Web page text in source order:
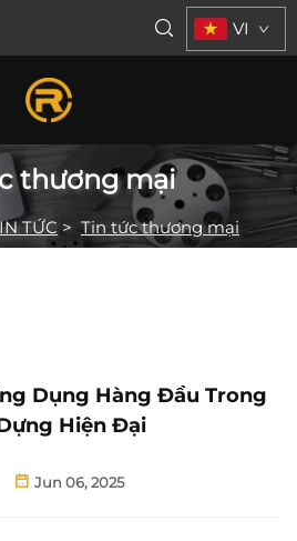
VI
thương mại
TỨC > Tin tức thương mại
Dụng Hàng Đầu Trong
Hiện Đại
Jun 06, 2025